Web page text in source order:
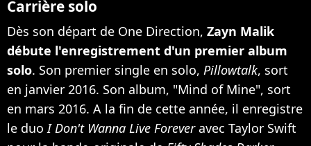
Carrière solo
Dès son départ de One Direction, Zayn Malik
débute l'enregistrement d'un premier album
solo. Son premier single en solo, Pillowtalk, sort
en janvier 2016. Son album, "Mind of Mine", sort
en mars 2016. A la fin de cette année, il enregistre
le duoI Don't Wanna Live Foreveravec Taylor Swift